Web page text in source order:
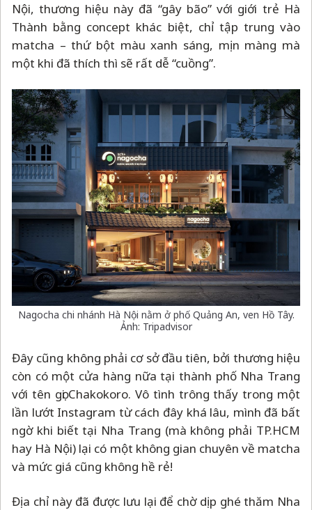
Nội, thương hiệu này đã “gây bão” với giới trẻ Hà
Thành bằng concept khác biệt, chỉ tập trung vào
matcha – thứ bột màu xanh sáng, mịn màng mà
một khi đã thích thì sẽ rất dễ “cuồng”.
Nagocha chi nhánh Hà Nội nằm ở phố Quảng An, ven Hồ Tây.
Ảnh: Tripadvisor
Đây cũng không phải cơ sở đầu tiên, bởi thương hiệu
còn có một cửa hàng nữa tại thành phố Nha Trang
với tên gọi Chakokoro. Vô tình trông thấy trong một
lần lướt Instagram từ cách đây khá lâu, mình đã bất
ngờ khi biết tại Nha Trang (mà không phải TP.HCM
hay Hà Nội) lại có một không gian chuyên về matcha
và mức giá cũng không hề rẻ!
Địa chỉ này đã được lưu lại để chờ dịp ghé thăm Nha